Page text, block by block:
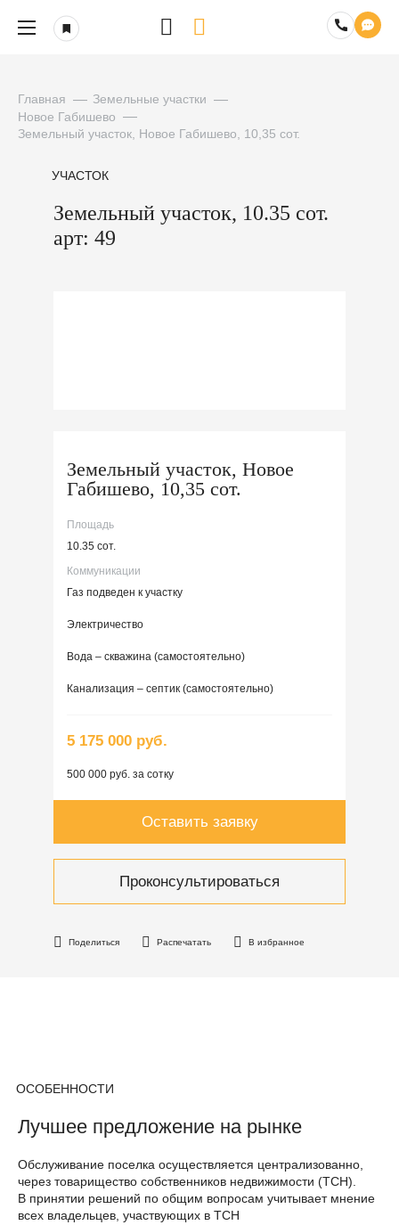
Главная
Земельные участки
Новое Габишево
Земельный участок, Новое Габишево, 10,35 сот.
УЧАСТОК
Земельный участок, 10.35 сот.
арт: 49
Поделиться Распечатать В избранное
Земельный участок, Новое
Габишево, 10,35 сот.
Площадь
10.35 сот.
Коммуникации
Газ подведен к участку
Электричество
Вода – скважина (самостоятельно)
Канализация – септик (самостоятельно)
5 175 000 руб.
500 000 руб. за сотку
Оставить заявку
Проконсультироваться
ОСОБЕННОСТИ
Лучшее предложение на рынке
Обслуживание поселка осуществляется централизованно,
через товарищество собственников недвижимости (ТСН).
В принятии решений по общим вопросам учитывает мнение
всех владельцев, участвующих в ТСН